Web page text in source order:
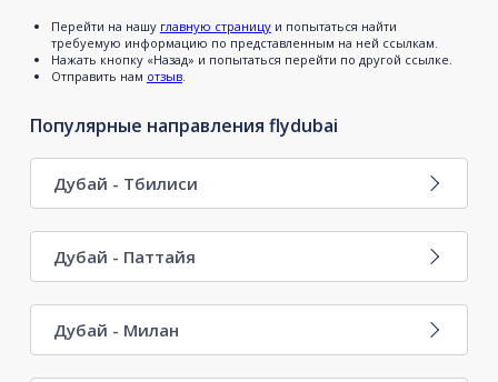
Перейти на нашу главную страницуи попытаться найти
требуемую информацию по представленным на ней ссылкам.
Нажать кнопку «Назад» и попытаться перейти по другой ссылке.
Отправить нам отзыв.
Популярные направления flydubai
Дубай - Тбилиси
Дубай - Паттайя
Дубай - Милан